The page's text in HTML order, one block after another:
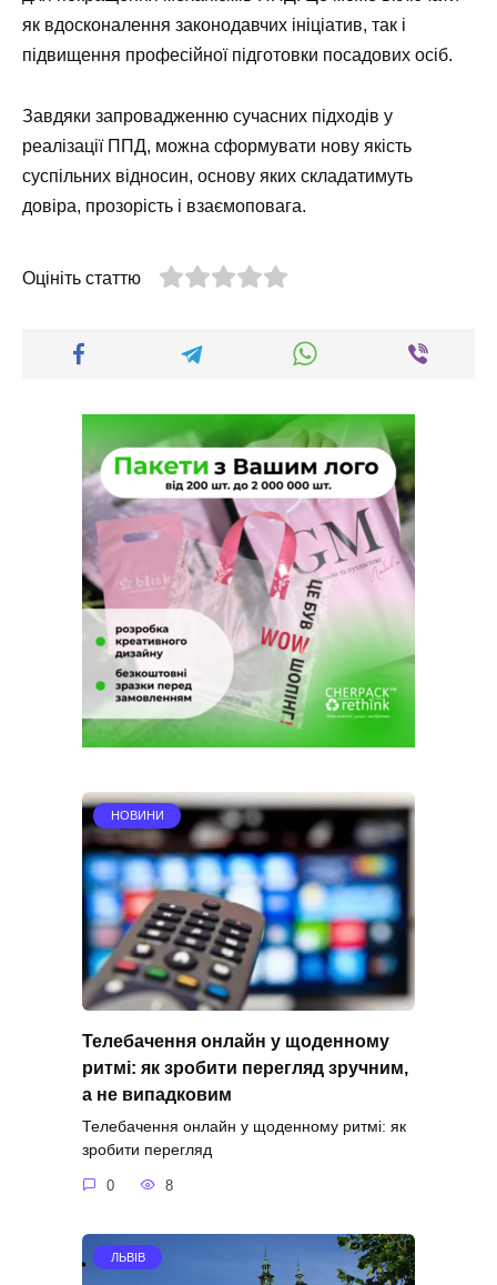
як вдосконалення законодавчих ініціатив, так і
підвищення професійної підготовки посадових осіб.
Завдяки запровадженню сучасних підходів у
реалізації ППД, можна сформувати нову якість
суспільних відносин, основу яких складатимуть
довіра, прозорість і взаємоповага.
Оцініть статтю
НОВИНИ
Телебачення онлайн у щоденному
ритмі: як зробити перегляд зручним,
а не випадковим
Телебачення онлайн у щоденному ритмі: як
зробити перегляд
0 8
ЛЬВІВ